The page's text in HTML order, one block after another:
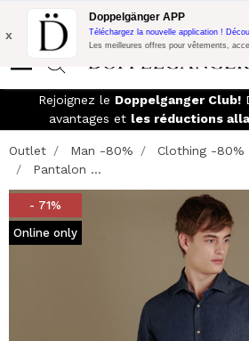
Promo Flash: 10% de réduction
avec le code:
x
Doppelgänger APP
Téléchargez la nouvelle application !
Les meilleures offres pour vêtements,
Rejoignez le Doppelganger Club!
avantages et les réductions
Outlet Man -80% Clothing -80%
Pantalon ...
- 71%
Online only